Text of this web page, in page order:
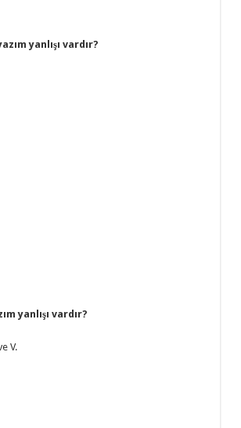
yanlışı vardır?
yanlışı vardır?
V.